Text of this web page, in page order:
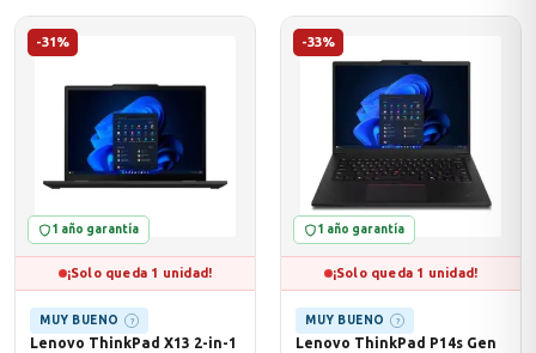
-31%
1 año garantía
¡Solo queda 1 unidad!
MUY BUENO ?
Lenovo ThinkPad X13 2-in-1
-33%
1 año garantía
¡Solo queda 1 unidad!
MUY BUENO ?
Lenovo ThinkPad P14s Gen